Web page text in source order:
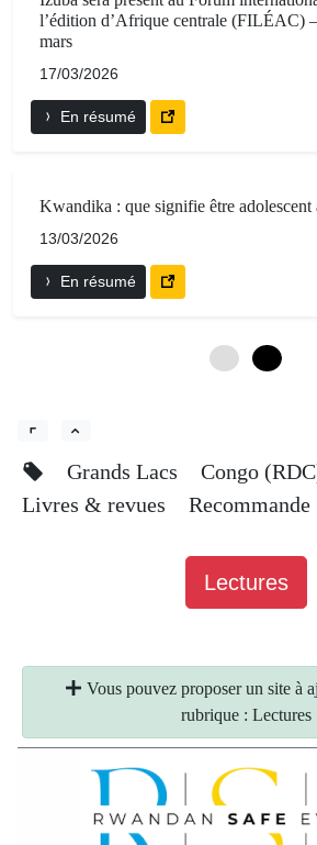
l’édition d’Afrique centrale (FILÉAC)
mars
17/03/2026
En résumé
Kwandika : que signifie être adolescent
13/03/2026
En résumé
Grands Lacs Congo
Livres & revues
Recommande
Lectures
Vous pouvez proposer un site à
rubrique : Lectures